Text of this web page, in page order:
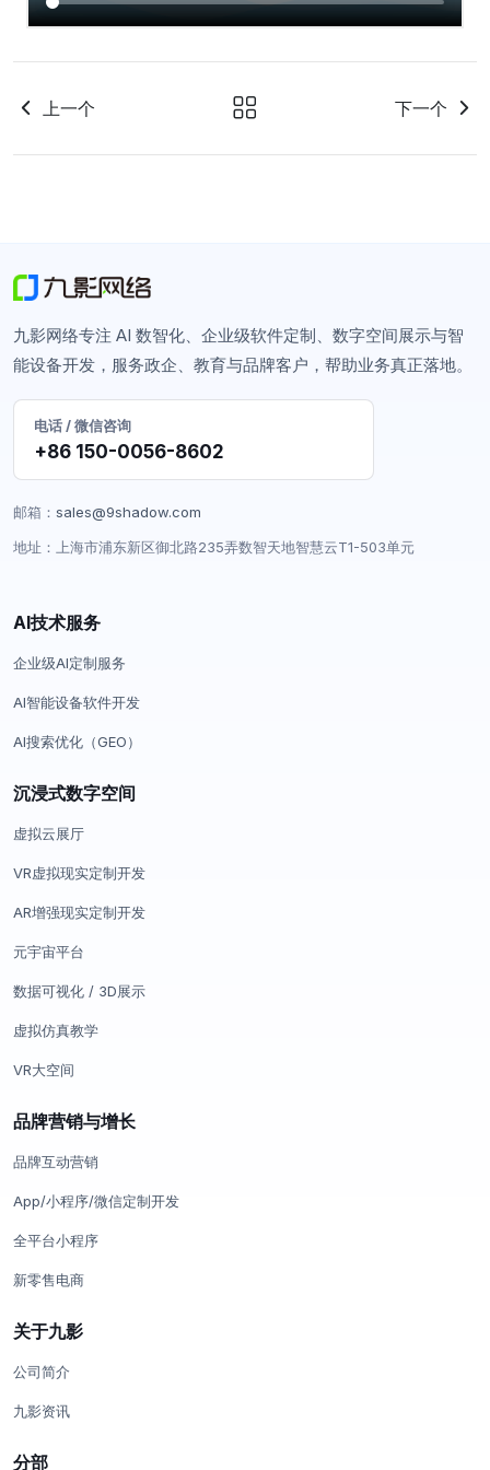
上一个 下一个
九影网络专注 AI 数智化、企业级软件定制、数字空间展示与智
能设备开发，服务政企、教育与品牌客户，帮助业务真正落地。
电话 / 微信咨询
+86 150-0056-8602
邮箱： sales@9shadow.com
地址：上海市浦东新区御北路235弄数智天地智慧云T1-503单元
AI技术服务
企业级AI定制服务
AI智能设备软件开发
AI搜索优化（GEO）
沉浸式数字空间
虚拟云展厅
VR虚拟现实定制开发
AR增强现实定制开发
元宇宙平台
数据可视化 / 3D展示
虚拟仿真教学
VR大空间
品牌营销与增长
品牌互动营销
App/小程序/微信定制开发
全平台小程序
新零售电商
关于九影
公司简介
九影资讯
分部